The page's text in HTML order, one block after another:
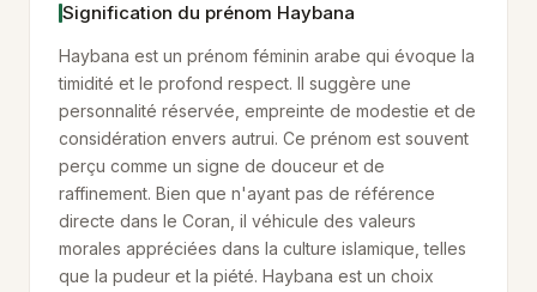
Signification du prénom Haybana
Haybana est un prénom féminin arabe qui évoque la
timidité et le profond respect. Il suggère une
personnalité réservée, empreinte de modestie et de
considération envers autrui. Ce prénom est souvent
perçu comme un signe de douceur et de
raffinement. Bien que n'ayant pas de référence
directe dans le Coran, il véhicule des valeurs
morales appréciées dans la culture islamique, telles
que la pudeur et la piété. Haybana est un choix